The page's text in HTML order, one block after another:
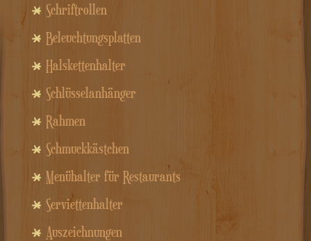
Schriftrollen
Beleuchtungsplatten
Halskettenhalter
Schlüsselanhänger
Rahmen
Schmuckkästchen
Menühalter für Restaurants
Serviettenhalter
Auszeichnungen